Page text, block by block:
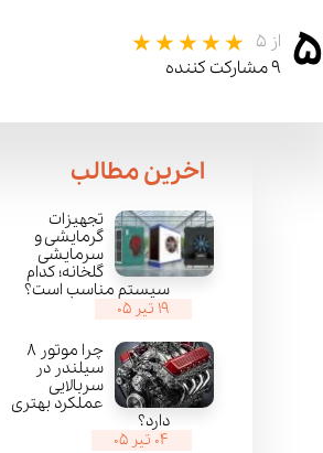
​اخرین مطالب
تجهیزات
گرمایشی و
سرمایشی
گلخانه؛ کدام
سیستم مناسب است؟
۱۹ تیر ۰۵
چرا موتور ۸
سیلندر در
سربالایی
عملکرد بهتری
دارد؟
۰۴ تیر ۰۵
۵ از ۵
۹ مشارکت کننده